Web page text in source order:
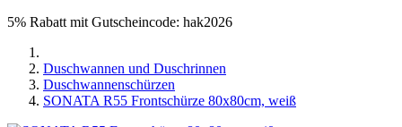
5% Rabatt mit Gutscheincode: hak2026
Duschwannen und Duschrinnen
Duschwannenschürzen
SONATA R55 Frontschürze 80x80cm, weiß